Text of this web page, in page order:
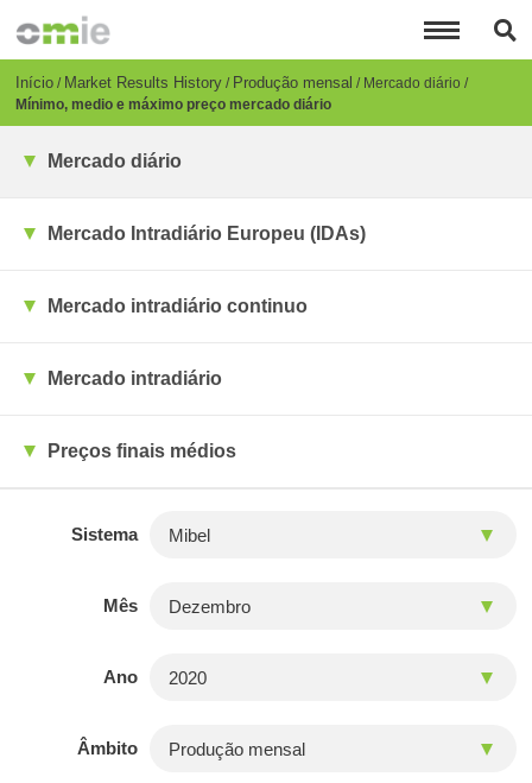
para
conteúdo
principal
Breadcrumb
Início Market Results History Produção mensal
Mercado diário
Mínimo, medio e máximo preço mercado diário
Mercado diário
Mercado Intradiário Europeu (IDAs)
Mercado intradiário continuo
Mercado intradiário
Preços finais médios
Sistema
Mês
Ano
Âmbito